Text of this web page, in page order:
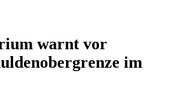
warnt vor
im